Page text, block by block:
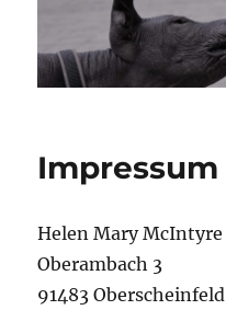
Impressum
Helen Mary McIntyre
Oberambach 3
91483 Oberscheinfeld